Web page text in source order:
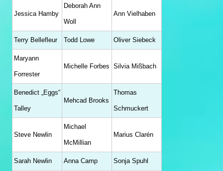
Jessica Hamby
Deborah Ann
Woll
Ann Vielhaben
Terry Bellefleur Todd Lowe Oliver Siebeck
Maryann
Forrester
Michelle Forbes Silvia Mißbach
Benedict „Eggs“
Talley
Mehcad Brooks
Thomas
Schmuckert
Steve Newlin
Michael
McMillian
Marius Clarén
Sarah Newlin Anna Camp Sonja Spuhl